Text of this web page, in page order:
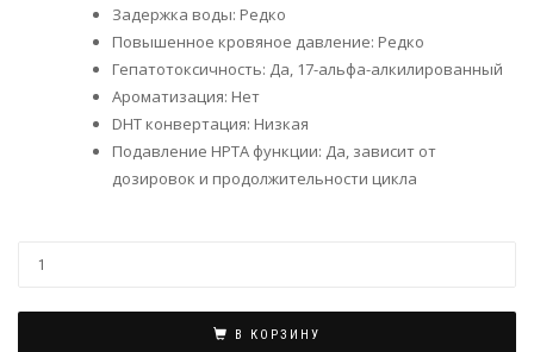
Задержка воды: Редко
Повышенное кровяное давление: Редко
Гепатотоксичность: Да, 17-альфа-алкилированный
Ароматизация: Нет
DHT конвертация: Низкая
Подавление HPTA функции: Да, зависит от
дозировок и продолжительности цикла
В КОРЗИНУ